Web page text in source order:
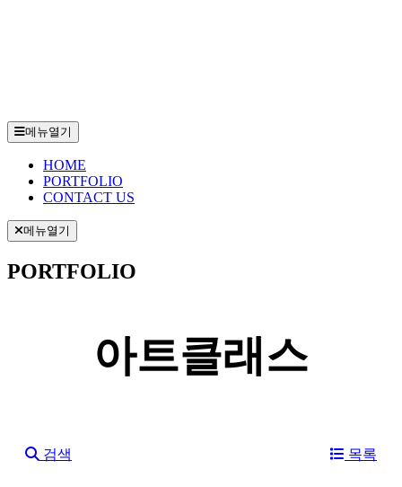
메뉴열기
HOME
PORTFOLIO
CONTACT US
메뉴열기
PORTFOLIO
아트클래스
검색 목록